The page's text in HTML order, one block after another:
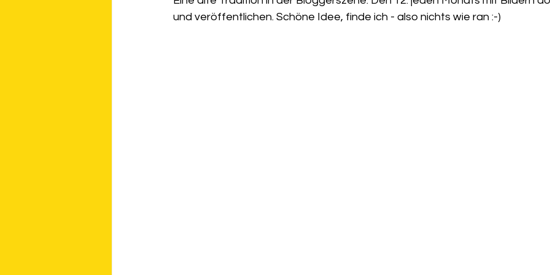
und veröffentlichen. Schöne Idee, finde ich - also nichts wie ran :-)